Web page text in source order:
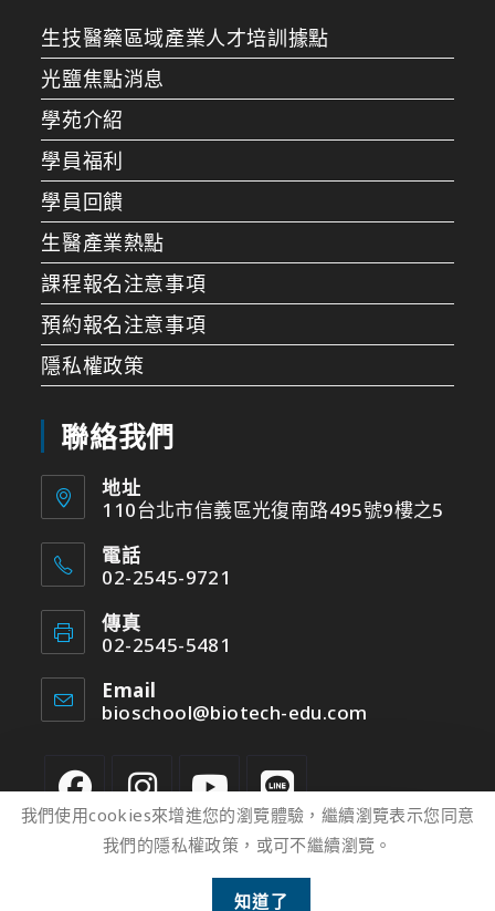
生技醫藥區域產業人才培訓據點
光鹽焦點消息
學苑介紹
學員福利
學員回饋
生醫產業熱點
課程報名注意事項
預約報名注意事項
隱私權政策
聯絡我們
地址
110台北市信義區光復南路495號9樓之5
電話
02-2545-9721
傳真
02-2545-5481
Email
bioschool@biotech-edu.com
我們使用cookies來增進您的瀏覽體驗，繼續瀏覽表示您同意
我們的隱私權政策，或可不繼續瀏覽。
知道了